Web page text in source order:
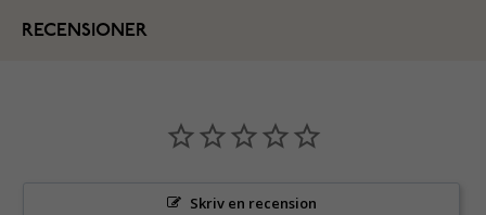
RECENSIONER
Skriv en recension